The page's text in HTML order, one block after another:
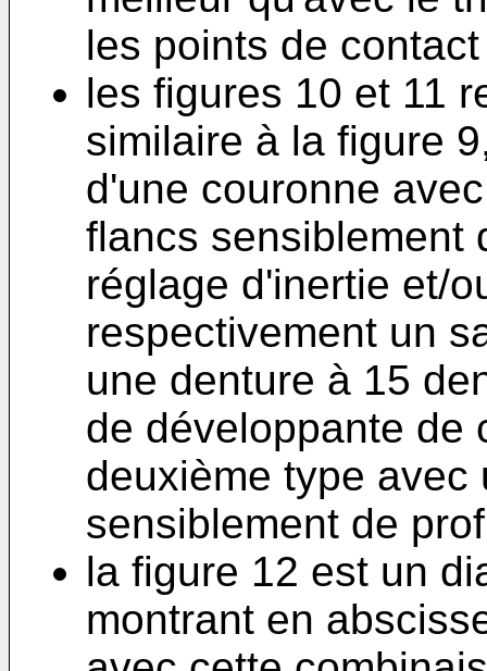
les points de
les figures 10 et 11
similaire à la figure
d'une couronne
flancs sensiblement
réglage d'inertie et/
respectivement un
une denture à 15
de développante de
deuxième type avec
sensiblement de
la figure 12 est un
montrant en